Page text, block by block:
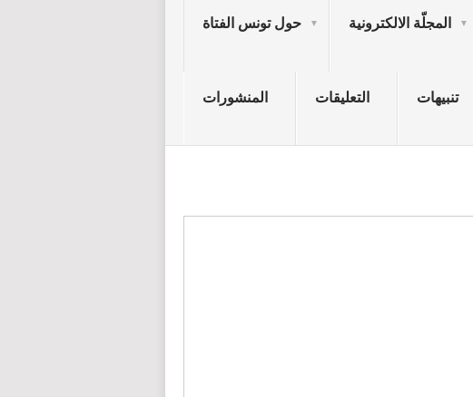
حول تونس الفتاة المجلّة الالكترونية
المنشورات التعليقات تنبيهات